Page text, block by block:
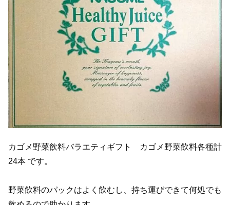
カゴメ野菜飲料バラエティギフト カゴメ野菜飲料各種計
24本 です。
野菜飲料のパックはよく飲むし、持ち運びできて何処でも